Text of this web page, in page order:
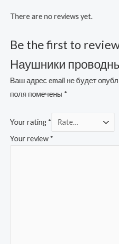
There are no reviews yet.
Be the first to review
Наушники
Ваш адрес email не будет
поля помечены *
Your rating *
Your review *